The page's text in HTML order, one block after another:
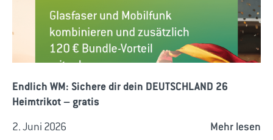
Endlich WM: Sichere dir dein DEUTSCHLAND 26
Heimtrikot – gratis
2. Juni 2026 Mehr lesen